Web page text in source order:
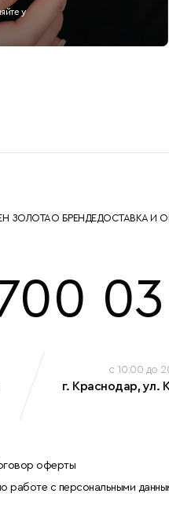
у
ЗОЛОТАО БРЕНДЕДОСТАВКА И
03
c 10:00 до
г. Краснодар, ул.
оферты
работе с персональными